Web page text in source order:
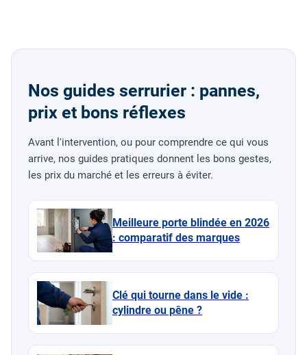
Nos guides serrurier : pannes,
prix et bons réflexes
Avant l'intervention, ou pour comprendre ce qui vous
arrive, nos guides pratiques donnent les bons gestes,
les prix du marché et les erreurs à éviter.
Meilleure porte blindée en 2026
: comparatif des marques
Clé qui tourne dans le vide :
cylindre ou pêne ?